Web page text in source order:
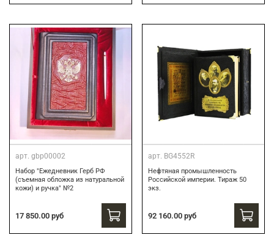
арт. gbp00002
Набор "Ежедневник Герб РФ
(съемная обложка из натуральной
кожи) и ручка" №2
17 850.00 руб
арт. BG4552R
Нефтяная промышленность
Российской империи. Тираж 50
экз.
92 160.00 руб